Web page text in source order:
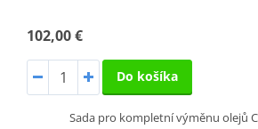
102,00 €
Do košíka
Sada pro kompletní výměnu olejů